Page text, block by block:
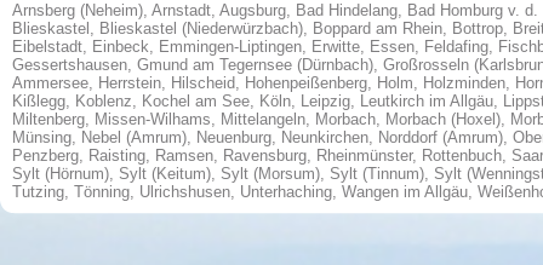
Arnsberg (Neheim), Arnstadt, Augsburg, Bad Hindelang, Bad Homburg v. d.
Blieskastel , Blieskastel (Niederwürzbach), Boppard am Rhein, Bottrop,
Eibelstadt, Einbeck, Emmingen-Liptingen, Erwitte, Essen, Feldafing,
Gessertshausen, Gmund am Tegernsee (Dürnbach), Großrosseln
Ammersee, Herrstein, Hilscheid, Hohenpeißenberg, Holm, Holzminden,
Kißlegg, Koblenz, Kochel am See, Köln, Leipzig, Leutkirch im Allgäu,
Miltenberg, Missen-Wilhams, Mittelangeln, Morbach, Morbach (Hoxel),
Münsing, Nebel (Amrum), Neuenburg, Neunkirchen, Norddorf (Amrum),
Penzberg, Raisting, Ramsen, Ravensburg, Rheinmünster, Rottenbuch,
Sylt (Hörnum), Sylt (Keitum), Sylt (Morsum), Sylt (Tinnum), Sylt
Tutzing, Tönning, Ulrichshusen, Unterhaching, Wangen im Allgäu,